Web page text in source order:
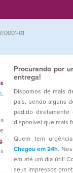
0001-01
,
.
Procurando por
entrega!
Dispomos de mais
país, sendo alguns
pedido
disponível que mais
Quem tem
Chegou em 24h.
em até um dia útil!
seus impressos